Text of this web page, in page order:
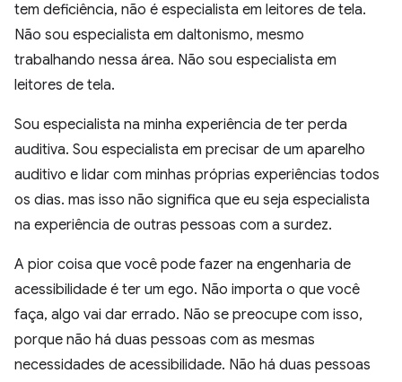
tem deficiência, não é especialista em leitores de tela.
Não sou especialista em daltonismo, mesmo
trabalhando nessa área. Não sou especialista em
leitores de tela.
Sou especialista na minha experiência de ter perda
auditiva. Sou especialista em precisar de um aparelho
auditivo e lidar com minhas próprias experiências todos
os dias. mas isso não significa que eu seja especialista
na experiência de outras pessoas com a surdez.
A pior coisa que você pode fazer na engenharia de
acessibilidade é ter um ego. Não importa o que você
faça, algo vai dar errado. Não se preocupe com isso,
porque não há duas pessoas com as mesmas
necessidades de acessibilidade. Não há duas pessoas